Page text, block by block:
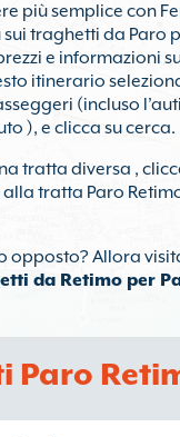
più semplice con
traghetti da Paro
e informazioni
itinerario
(incluso
), e clicca su cerca.
tratta diversa ,
tratta Paro
opposto? Allora
da Retimo per
Paro